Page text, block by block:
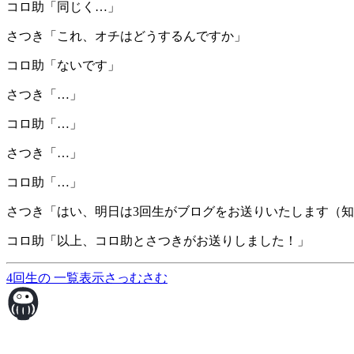
コロ助「同じく…」
さつき「これ、オチはどうするんですか」
コロ助「ないです」
さつき「…」
コロ助「…」
さつき「…」
コロ助「…」
さつき「はい、明日は3回生がブログをお送りいたします（知
コロ助「以上、コロ助とさつきがお送りしました！」
4回生の 一覧表示さっむさむ